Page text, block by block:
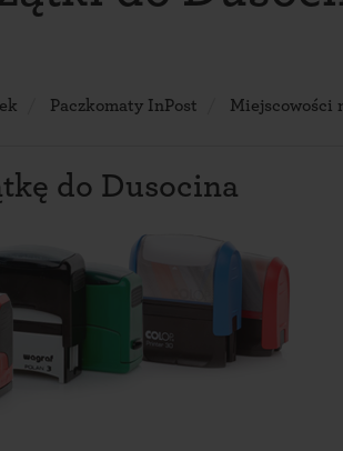
Paczkomaty InPost Miejscowości
do Dusocina